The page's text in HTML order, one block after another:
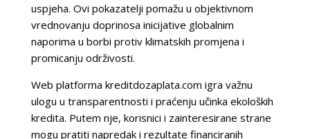
uspjeha. Ovi pokazatelji pomažu u objektivnom
vrednovanju doprinosa inicijative globalnim
naporima u borbi protiv klimatskih promjena i
promicanju održivosti.
Web platforma kreditdozaplata.com igra važnu
ulogu u transparentnosti i praćenju učinka ekoloških
kredita. Putem nje, korisnici i zainteresirane strane
mogu pratiti napredak i rezultate financiranih